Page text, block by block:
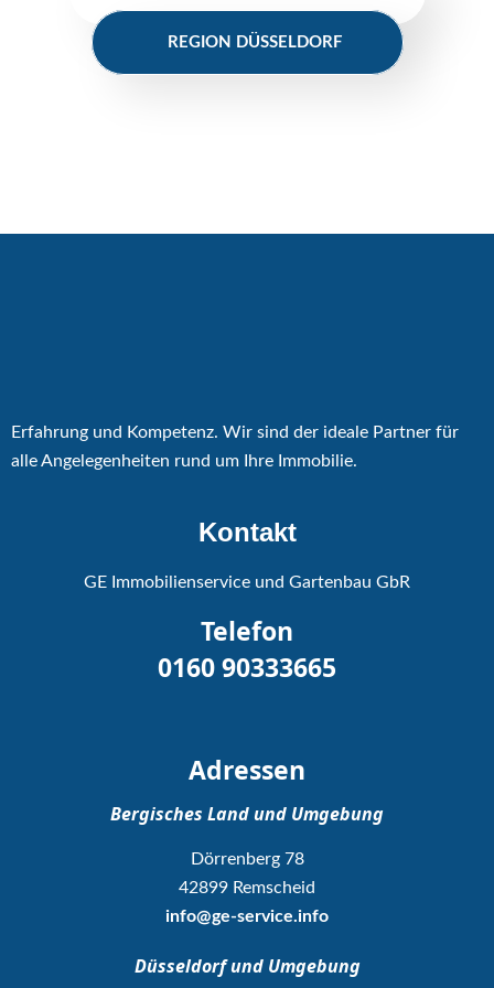
REGION DÜSSELDORF
Erfahrung und Kompetenz. Wir sind der ideale Partner für
alle Angelegenheiten rund um Ihre Immobilie.
Kontakt
GE Immobilienservice und Gartenbau GbR
Telefon
0160 90333665
Adressen
Bergisches Land und Umgebung
Dörrenberg 78
42899 Remscheid
info@ge-service.info
Düsseldorf und Umgebung